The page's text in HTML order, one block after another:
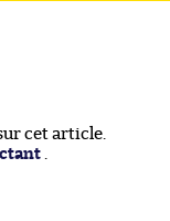
cet article.
.